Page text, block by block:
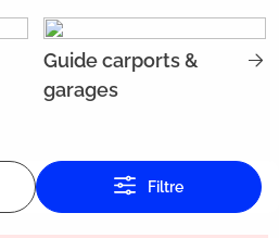
Guide carports &
garages
Filtre